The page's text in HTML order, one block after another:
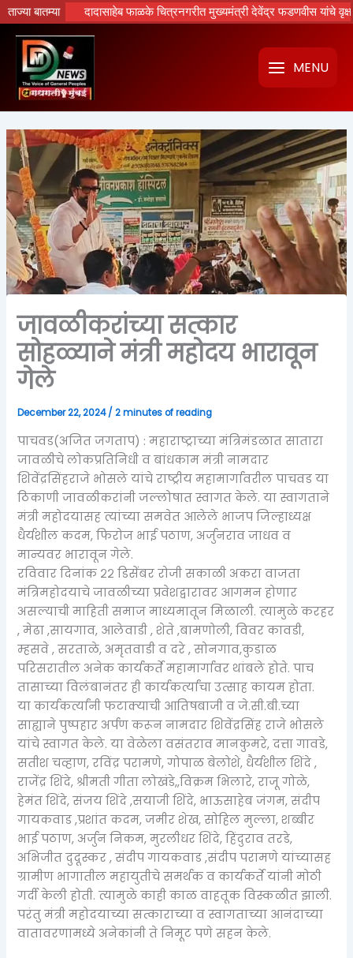
ताज्या बातम्यादादासाहेब फाळके चित्रनगरीत मुख्यमंत्री देवेंद्र फडणवीस यांचे वृक्षारोपण;
Skip
to
content
MENU
जावळीकरांच्या सत्कार
सोहळ्याने मंत्री महोदय भारावून
गेले
December 22, 2024/2 minutes of reading
पाचवड(अजित जगताप) : महाराष्ट्राच्या मंत्रिमंडळात सातारा
जावळीचे लोकप्रतिनिधी व बांधकाम मंत्री नामदार
शिवेंद्रसिंहराजे भोसले यांचे राष्ट्रीय महामार्गावरील पाचवड या
ठिकाणी जावळीकरांनी जल्लोषात स्वागत केले. या स्वागताने
मंत्री महोदयासह त्यांच्या समवेत आलेले भाजप जिल्हाध्यक्ष
धैर्यशील कदम, फिरोज भाई पठाण, अर्जुनराव जाधव व
मान्यवर भारावून गेले.
रविवार दिनांक २२ डिसेंबर रोजी सकाळी अकरा वाजता
मंत्रिमहोदयाचे जावळीच्या प्रवेशद्वारावर आगमन होणार
असल्याची माहिती समाज माध्यमातून मिळाली. त्यामुळे करहर
, मेढा ,सायगाव, आलेवाडी , शेते ,बामणोली, विवर कावडी,
म्हसवे , सरताळे, अमृतवाडी व दरे , सोनगाव,कुडाळ
परिसरातील अनेक कार्यकर्ते महामार्गावर थांबले होते. पाच
तासाच्या विलंबानंतर ही कार्यकर्त्यांचा उत्साह कायम होता.
या कार्यकर्त्यांनी फटाक्याची आतिषबाजी व जे.सी.बी.च्या
साह्याने पुष्पहार अर्पण करून नामदार शिवेंद्रसिंह राजे भोसले
यांचे स्वागत केले. या वेळेला वसंतराव मानकुमरे, दत्ता गावडे,
सतीश चव्हाण, रविंद्र परामणे, गोपाळ बेलोशे, धैर्यशील शिंदे ,
राजेंद्र शिंदे, श्रीमती गीता लोखंडे,,विक्रम भिलारे, राजू गोळे,
हेमंत शिंदे, संजय शिंदे ,सयाजी शिंदे, भाऊसाहेब जंगम, संदीप
गायकवाड ,प्रशांत कदम, जमीर शेख, सोहिल मुल्ला, शब्बीर
भाई पठाण, अर्जुन निकम, मुरलीधर शिंदे, हिंदुराव तरडे,
अभिजीत दुदूस्कर , संदीप गायकवाड ,संदीप परामणे यांच्यासह
ग्रामीण भागातील महायुतीचे समर्थक व कार्यकर्ते यांनी मोठी
गर्दी केली होती. त्यामुळे काही काळ वाहतूक विस्कळीत झाली.
परंतु मंत्री महोदयाच्या सत्काराच्या व स्वागताच्या आनंदाच्या
वातावरणामध्ये अनेकांनी ते निमूट पणे सहन केले.